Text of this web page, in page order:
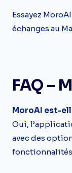
Essayez
échanges au
FAQ –
MoroAI est-
Oui,
avec des
fonctionnalités